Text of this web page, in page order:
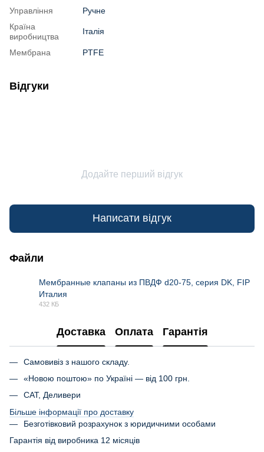
Управління
Ручне
Країна
виробництва
Італія
Мембрана PTFE
Відгуки
Додайте перший відгук
Написати відгук
Файли
Мембранные клапаны из ПВДФ d20-75, серия DK, FIP
Италия
432 КБ
Доставка Оплата Гарантія
Самовивіз з нашого складу.
«Новою поштою» по Україні — від 100 грн.
САТ, Деливери
Більше інформації про доставку
Безготівковий розрахунок з юридичними особами
Гарантія від виробника 12 місяців